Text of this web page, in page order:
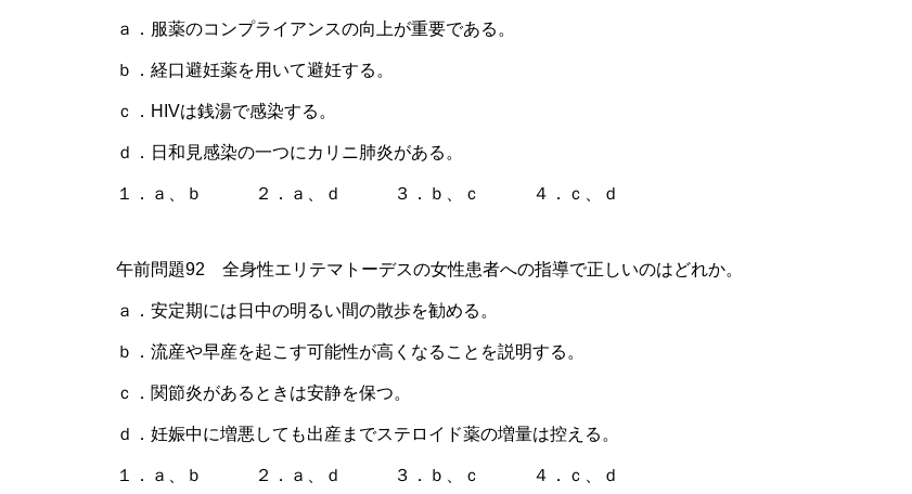
ａ．服薬のコンプライアンスの向上が重要である。
ｂ．経口避妊薬を用いて避妊する。
ｃ．HIVは銭湯で感染する。
ｄ．日和見感染の一つにカリニ肺炎がある。
１．ａ、ｂ ２．ａ、ｄ ３．ｂ、ｃ ４．ｃ、ｄ
午前問題92 全身性エリテマトーデスの女性患者への指導で正しいのはどれか。
ａ．安定期には日中の明るい間の散歩を勧める。
ｂ．流産や早産を起こす可能性が高くなることを説明する。
ｃ．関節炎があるときは安静を保つ。
ｄ．妊娠中に増悪しても出産までステロイド薬の増量は控える。
１．ａ、ｂ ２．ａ、ｄ ３．ｂ、ｃ ４．ｃ、ｄ